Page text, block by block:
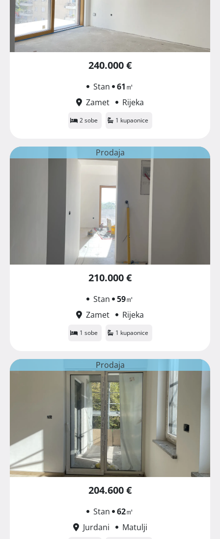
240.000 €
Stan 61㎡
Zamet
Rijeka
2 sobe 1 kupaonice
Prodaja
210.000 €
Stan 59㎡
Zamet
Rijeka
1 sobe 1 kupaonice
Prodaja
204.600 €
Stan 62㎡
Jurdani
Matulji